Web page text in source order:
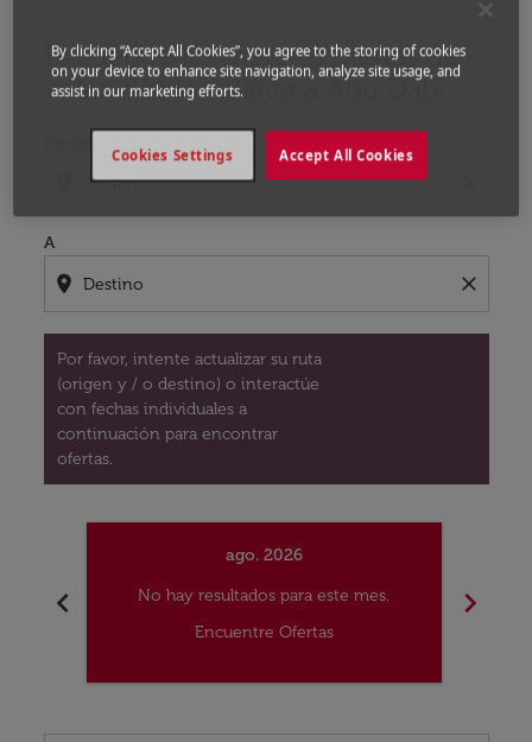
Encuentre las mejores ofertas de
vuelo desde Atlanta a Abu Dabi
A
location_on close
Por favor, intente actualizar su ruta
(origen y / o destino) o interactúe
con fechas individuales a
continuación para encontrar
ofertas.
Por favor, intente actualizar su ruta (origen y / o
chevron_left
ago. 2026
No hay resultados para este mes.
Encuentre Ofertas
chevron_right
By clicking “Accept All Cookies”, you agree to the storing of cookies
on your device to enhance site navigation, analyze site usage, and
assist in our marketing efforts.
Accept All Cookies
Cookies Settings